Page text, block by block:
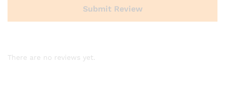
There are no reviews yet.